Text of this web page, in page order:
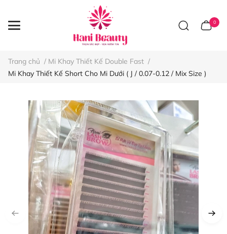
0
Trang chủ / Mi Khay Thiết Kế Double Fast /
Mi Khay Thiết Kế Short Cho Mi Dưới ( J / 0.07-0.12 / Mix Size )